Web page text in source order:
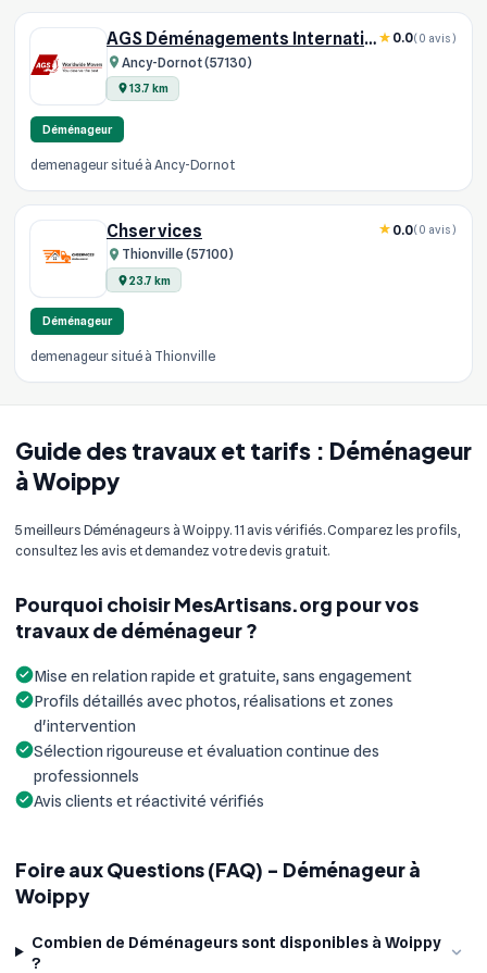
Guide des travaux et tarifs : Déménageur
à Woippy
5 meilleurs Déménageurs à Woippy. 11 avis vérifiés. Comparez les profils,
consultez les avis et demandez votre devis gratuit.
Pourquoi choisir MesArtisans.org pour vos
travaux de déménageur ?
Mise en relation rapide et gratuite, sans engagement
Profils détaillés avec photos, réalisations et zones
d'intervention
Sélection rigoureuse et évaluation continue des
professionnels
Avis clients et réactivité vérifiés
Foire aux Questions (FAQ) - Déménageur à
Woippy
Combien de Déménageurs sont disponibles à Woippy
?
AGS Déménagements Internationaux - Lorraine, Metz
Ancy-Dornot (57130)
13.7 km
0.0(0 avis)
Déménageur
demenageur situé à Ancy-Dornot
Chservices
Thionville (57100)
23.7 km
0.0(0 avis)
Déménageur
demenageur situé à Thionville